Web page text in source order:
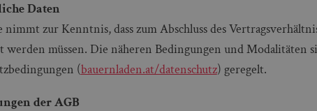
Daten
zur Kenntnis, dass zum Abschluss des
werden müssen. Die näheren Bedingungen und Modalitäten
(bauernladen.at/datenschutz) geregelt.
der AGB